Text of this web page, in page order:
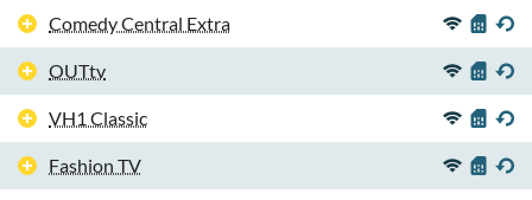
Comedy Central Extra
OUTtv
VH1 Classic
Fashion TV